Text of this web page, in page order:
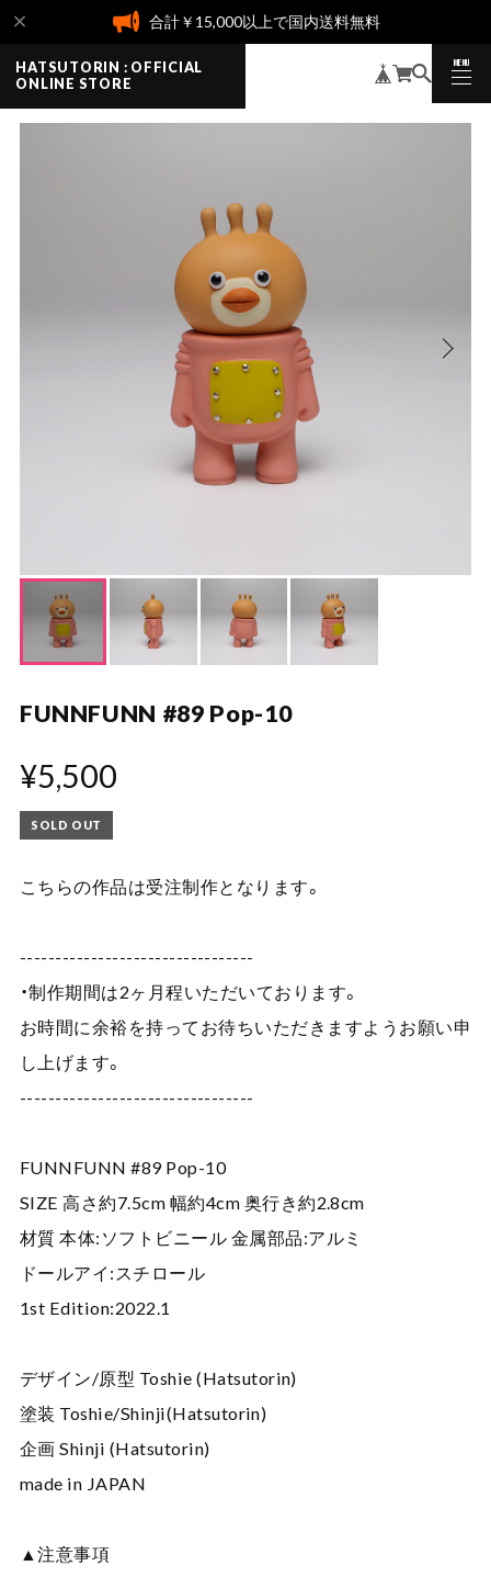
合計￥15,000以上で国内送料無料
HATSUTORIN : OFFICIAL
ONLINE STORE
MENU
CLOSE
FUNNFUNN #89 Pop-10
¥5,500
SOLD OUT
こちらの作品は受注制作となります。
---------------------------------
・制作期間は2ヶ月程いただいております。
お時間に余裕を持ってお待ちいただきますようお願い申
し上げます。
---------------------------------
FUNNFUNN #89 Pop-10
SIZE 高さ約7.5cm 幅約4cm 奥行き約2.8cm
材質 本体:ソフトビニール 金属部品:アルミ
ドールアイ:スチロール
1st Edition:2022.1
デザイン/原型 Toshie (Hatsutorin)
塗装 Toshie/Shinji(Hatsutorin)
企画 Shinji (Hatsutorin)
made in JAPAN
▲注意事項